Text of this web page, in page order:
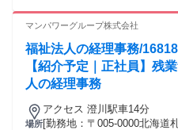
マンパワーグループ株式会社
福祉法人の経理事務/
【紹介予定｜正社員】残
人の経理事務
場所
アクセス 澄川駅車14分
[勤務地：〒005-0000北海道